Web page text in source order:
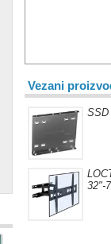
Vezani
SSD
32"-